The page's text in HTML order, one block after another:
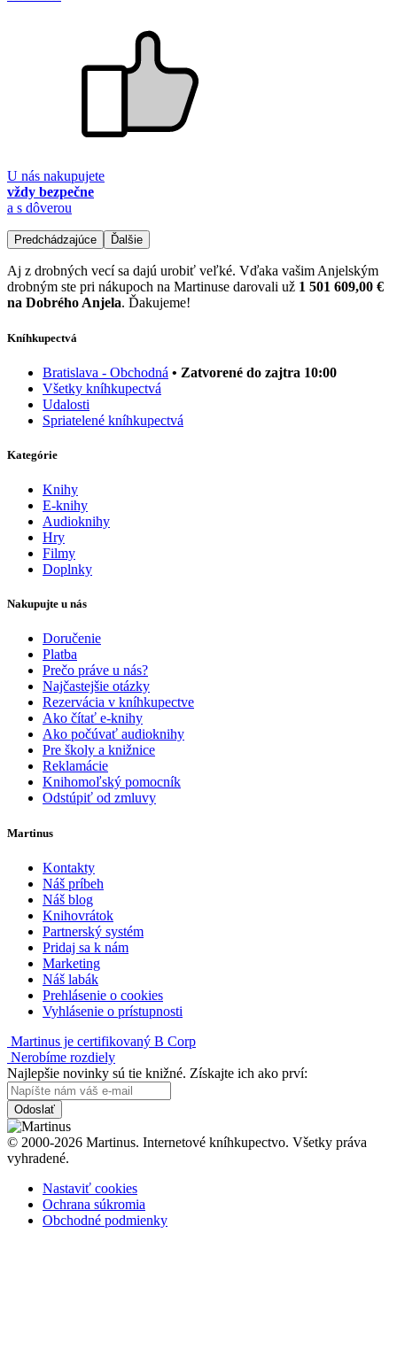
U nás nakupujete
vždy bezpečne
a s dôverou
Predchádzajúce Ďalšie
Aj z drobných vecí sa dajú urobiť veľké. Vďaka vašim Anjelským
drobným ste pri nákupoch na Martinuse darovali už 1 501 609,00 €
na Dobrého Anjela. Ďakujeme!
Kníhkupectvá
Bratislava - Obchodná • Zatvorené do zajtra 10:00
Všetky kníhkupectvá
Udalosti
Spriatelené kníhkupectvá
Kategórie
Knihy
E-knihy
Audioknihy
Hry
Filmy
Doplnky
Nakupujte u nás
Doručenie
Platba
Prečo práve u nás?
Najčastejšie otázky
Rezervácia v kníhkupectve
Ako čítať e-knihy
Ako počúvať audioknihy
Pre školy a knižnice
Reklamácie
Knihomoľský pomocník
Odstúpiť od zmluvy
Martinus
Kontakty
Náš príbeh
Náš blog
Knihovrátok
Partnerský systém
Pridaj sa k nám
Marketing
Náš labák
Prehlásenie o cookies
Vyhlásenie o prístupnosti
Martinus je certifikovaný B Corp
Nerobíme rozdiely
Najlepšie novinky sú tie knižné. Získajte ich ako prví:
Odoslať
© 2000-2026 Martinus. Internetové kníhkupectvo. Všetky práva
vyhradené.
Nastaviť cookies
Ochrana súkromia
Obchodné podmienky